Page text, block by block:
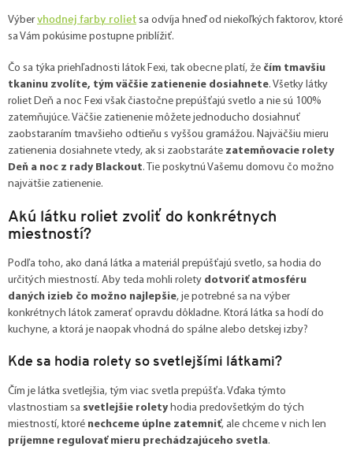
Výbervhodnej farby roliet sa odvíja hneď od niekoľkých faktorov, ktoré
sa Vám pokúsime postupne priblížiť.
Čo sa týka priehľadnosti látok Fexi, tak obecne platí, že čím tmavšiu
tkaninu zvolíte, tým väčšie zatienenie dosiahnete. Všetky látky
roliet Deň a noc Fexi však čiastočne prepúšťajú svetlo a nie sú 100%
zatemňujúce. Väčšie zatienenie môžete jednoducho dosiahnuť
zaobstaraním tmavšieho odtieňu s vyššou gramážou. Najväčšiu mieru
zatienenia dosiahnete vtedy, ak si zaobstaráte zatemňovacie rolety
Deň a noc z rady Blackout. Tie poskytnú Vašemu domovu čo možno
najvätšie zatienenie.
Akú látku roliet zvoliť do konkrétnych
miestností?
Podľa toho, ako daná látka a materiál prepúšťajú svetlo, sa hodia do
určitých miestností. Aby teda mohli rolety dotvoriť atmosféru
daných izieb čo možno najlepšie, je potrebné sa na výber
konkrétnych látok zamerať opravdu dôkladne. Ktorá látka sa hodí do
kuchyne, a ktorá je naopak vhodná do spálne alebo detskej izby?
Kde sa hodia rolety so svetlejšími látkami?
Čím je látka svetlejšia, tým viac svetla prepúšťa. Vďaka týmto
vlastnostiam sa svetlejšie rolety hodia predovšetkým do tých
miestností, ktoré nechceme úplne zatemniť, ale chceme v nich len
príjemne regulovať mieru prechádzajúceho svetla.